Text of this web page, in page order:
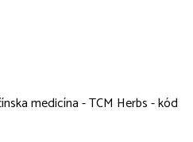
medicína - TCM Herbs - kód